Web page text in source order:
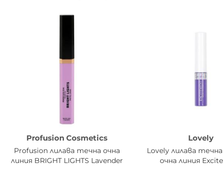
Profusion Cosmetics
Profusion лилава течна очна
линия BRIGHT LIGHTS Lavender
Lovely
Lovely лилава
очна линия